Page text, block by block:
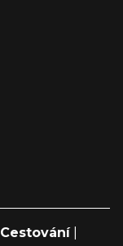
Cestování|